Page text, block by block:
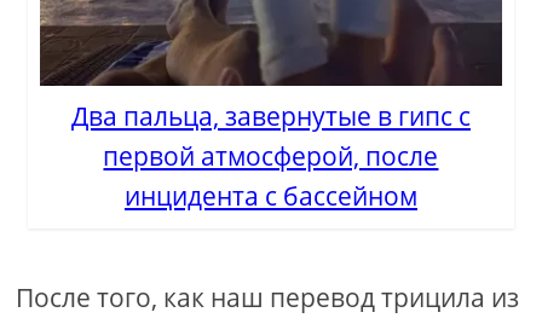
Два пальца, завернутые в гипс с
первой атмосферой, после
инцидента с бассейном
После того, как наш перевод трицила из